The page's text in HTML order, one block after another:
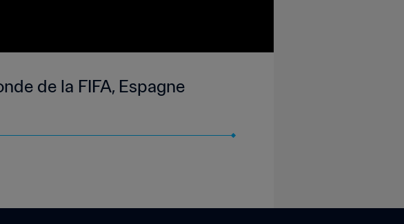
de la FIFA, Espagne